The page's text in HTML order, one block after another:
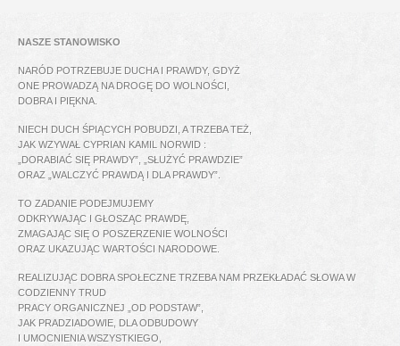
NASZE STANOWISKO
NARÓD POTRZEBUJE DUCHA I PRAWDY, GDYŻ
ONE PROWADZĄ NA DROGĘ DO WOLNOŚCI,
DOBRA I PIĘKNA.
NIECH DUCH ŚPIĄCYCH POBUDZI, A TRZEBA TEŻ,
JAK WZYWAŁ CYPRIAN KAMIL NORWID :
„DORABIAĆ SIĘ PRAWDY”, „SŁUŻYĆ PRAWDZIE”
ORAZ „WALCZYĆ PRAWDĄ I DLA PRAWDY”.
TO ZADANIE PODEJMUJEMY
ODKRYWAJĄC I GŁOSZĄC PRAWDĘ,
ZMAGAJĄC SIĘ O POSZERZENIE WOLNOŚCI
ORAZ UKAZUJĄC WARTOŚCI NARODOWE.
REALIZUJĄC DOBRA SPOŁECZNE TRZEBA NAM PRZEKŁADAĆ SŁOWA W
CODZIENNY TRUD
PRACY ORGANICZNEJ „OD PODSTAW”,
JAK PRADZIADOWIE, DLA ODBUDOWY
I UMOCNIENIA WSZYSTKIEGO,